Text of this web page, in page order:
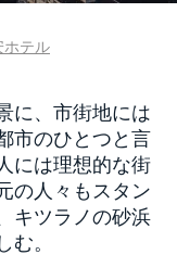
ホテル
に、市街地には
市のひとつと言
には理想的な街
の人々もスタン
キツラノの砂浜
。